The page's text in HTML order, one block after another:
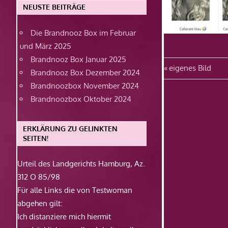
Vorheriger
Beitrag:
eigenes Bild
NEUSTE BEITRÄGE
Die Brandnooz Box im Februar
und März 2025
Brandnooz Box Januar 2025
Brandnooz Box Dezember 2024
Brandnoozbox November 2024
Brandnoozbox Oktober 2024
ERKLÄRUNG ZU GELINKTEN
SEITEN!
Urteil des Landgerichts Hamburg, Az.
312 O 85/98
Für alle Links die von Testwoman
abgehen gilt:
Ich distanziere mich hiermit